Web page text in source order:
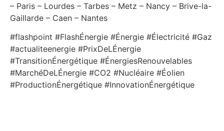
– Paris – Lourdes – Tarbes – Metz – Nancy – Brive-la-
Gaillarde – Caen – Nantes
#flashpoint #FlashÉnergie #Énergie #Électricité #Gaz
#actualiteenergie #PrixDeLÉnergie
#TransitionÉnergétique #ÉnergiesRenouvelables
#MarchéDeLÉnergie #CO2 #Nucléaire #Éolien
#ProductionÉnergétique #InnovationÉnergétique